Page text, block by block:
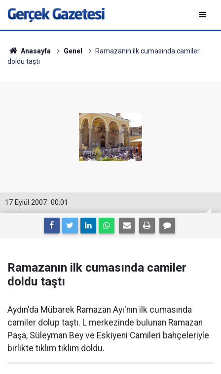
Anasayfa Genel
Ramazanın ilk cumasında camiler
doldu taştı
00:01
17 Eylül 2007
Ramazanın ilk cumasında camiler
doldu taştı
Aydın'da Mübarek Ramazan Ayı'nın ilk cumasında
camiler dolup taştı. L merkezinde bulunan Ramazan
Paşa, Süleyman Bey ve Eskiyeni Camileri bahçeleriyle
birlikte tıklım tıklım doldu.